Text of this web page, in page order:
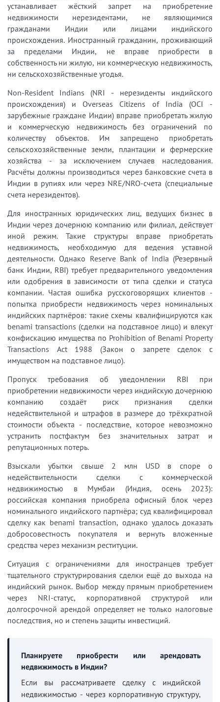
устанавливает жёсткий запрет на приобретение
недвижимости нерезидентами, не являющимися
гражданами Индии или лицами индийского
происхождения. Иностранный гражданин, проживающий
за пределами Индии, не вправе приобрести в
собственность ни жилую, ни коммерческую недвижимость,
ни сельскохозяйственные угодья.
Non-Resident Indians (NRI - нерезиденты индийского
происхождения) и Overseas Citizens of India (OCI -
зарубежные граждане Индии) вправе приобретать жилую
и коммерческую недвижимость без ограничений по
количеству объектов. Им запрещено приобретать
сельскохозяйственные земли, плантации и фермерские
хозяйства - за исключением случаев наследования.
Расчёты должны производиться через банковские счета в
Индии в рупиях или через NRE/NRO-счета (специальные
счета нерезидентов).
Для иностранных юридических лиц, ведущих бизнес в
Индии через дочернюю компанию или филиал, действует
иной режим. Такие структуры вправе приобретать
недвижимость, необходимую для ведения уставной
деятельности. Однако Reserve Bank of India (Резервный
банк Индии, RBI) требует предварительного уведомления
или одобрения в зависимости от типа сделки и статуса
компании. Частая ошибка русскоговорящих клиентов -
попытка приобрести недвижимость через номинальных
индийских партнёров: такие схемы квалифицируются как
benami transactions (сделки на подставное лицо) и влекут
конфискацию имущества по Prohibition of Benami Property
Transactions Act 1988 (Закон о запрете сделок с
имуществом на подставное лицо).
Пропуск требования об уведомлении RBI при
приобретении недвижимости через индийскую дочернюю
компанию создаёт риск признания сделки
недействительной и штрафов в размере до трёхкратной
стоимости объекта - последствие, которое невозможно
устранить постфактум без значительных затрат и
репутационных потерь.
Взыскали убытки свыше 2 млн USD в споре о
недействительности сделки с коммерческой
недвижимостью в Мумбаи (Индия, осень 2023):
российская компания приобрела офисный блок через
номинального индийского партнёра; суд квалифицировал
сделку как benami transaction, однако удалось доказать
добросовестность покупателя и вернуть вложенные
средства через механизм реституции.
Ситуация с ограничениями для иностранцев требует
тщательного структурирования сделки ещё до выхода на
индийский рынок. Выбор между прямым приобретением
через NRI-статус, корпоративной структурой или
долгосрочной арендой определяет не только налоговые
последствия, но и степень защиты инвестиций.
Планируете приобрести или арендовать
недвижимость в Индии?
Если вы рассматриваете сделку с индийской
недвижимостью - через корпоративную структуру,